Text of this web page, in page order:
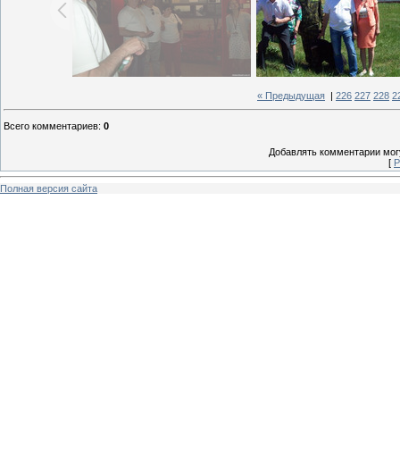
« Предыдущая 226 227 228
Всего комментариев: 0
Добавлять комментарии
[
Полная версия сайта